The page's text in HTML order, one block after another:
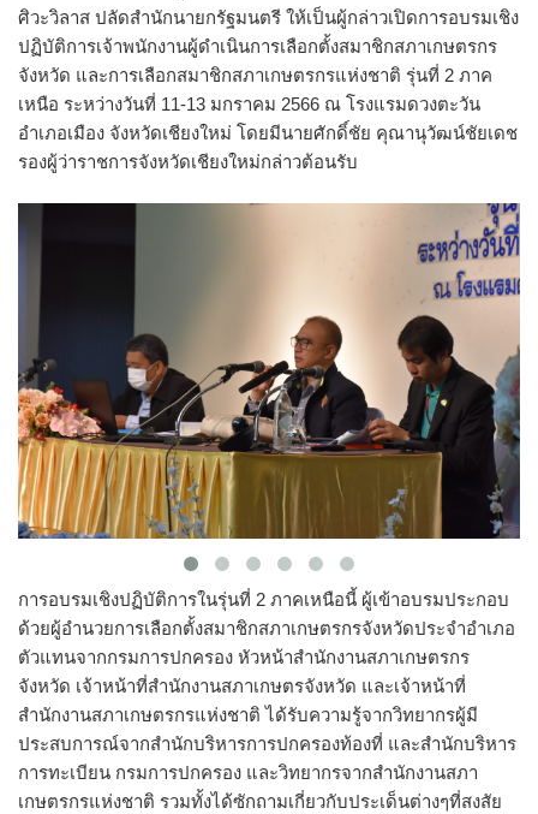
ศิวะวิลาส ปลัดสำนักนายกรัฐมนตรี ให้เป็นผู้กล่าวเปิดการอบรมเชิง
ปฏิบัติการเจ้าพนักงานผู้ดำเนินการเลือกตั้งสมาชิกสภาเกษตรกร
จังหวัด และการเลือกสมาชิกสภาเกษตรกรแห่งชาติ รุ่นที่ 2 ภาค
เหนือ ระหว่างวันที่ 11-13 มกราคม 2566 ณ โรงแรมดวงตะวัน
อำเภอเมือง จังหวัดเชียงใหม่ โดยมีนายศักดิ์ชัย คุณานุวัฒน์ชัยเดช
รองผู้ว่าราชการจังหวัดเชียงใหม่กล่าวต้อนรับ
การอบรมเชิงปฏิบัติการในรุ่นที่ 2 ภาคเหนือนี้ ผู้เข้าอบรมประกอบ
ด้วยผู้อำนวยการเลือกตั้งสมาชิกสภาเกษตรกรจังหวัดประจำอำเภอ
ตัวแทนจากกรมการปกครอง หัวหน้าสำนักงานสภาเกษตรกร
จังหวัด เจ้าหน้าที่สำนักงานสภาเกษตรจังหวัด และเจ้าหน้าที่
สำนักงานสภาเกษตรกรแห่งชาติ ได้รับความรู้จากวิทยากรผู้มี
ประสบการณ์จากสำนักบริหารการปกครองท้องที่ และสำนักบริหาร
การทะเบียน กรมการปกครอง และวิทยากรจากสำนักงานสภา
เกษตรกรแห่งชาติ รวมทั้งได้ซักถามเกี่ยวกับประเด็นต่างๆที่สงสัย